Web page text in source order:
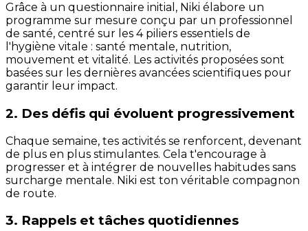
Grâce à un questionnaire initial, Niki élabore un
programme sur mesure conçu par un professionnel
de santé, centré sur les 4 piliers essentiels de
l'hygiène vitale : santé mentale, nutrition,
mouvement et vitalité. Les activités proposées sont
basées sur les dernières avancées scientifiques pour
garantir leur impact.
2. Des défis qui évoluent progressivement
Chaque semaine, tes activités se renforcent, devenant
de plus en plus stimulantes. Cela t'encourage à
progresser et à intégrer de nouvelles habitudes sans
surcharge mentale. Niki est ton véritable compagnon
de route.
3. Rappels et tâches quotidiennes